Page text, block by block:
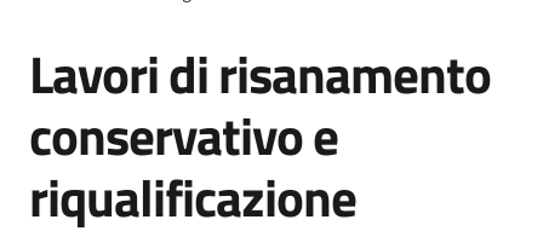
e
strumenti
acquisto
Salta al contenuto
Lavori di risanamento
conservativo e
riqualificazione